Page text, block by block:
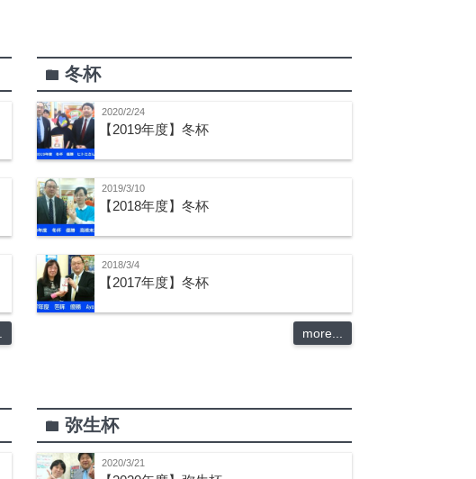
folder 冬杯
2020/2/24
【2019年度】冬杯
2019/3/10
【2018年度】冬杯
2018/3/4
【2017年度】冬杯
more...
folder 弥生杯
2020/3/21